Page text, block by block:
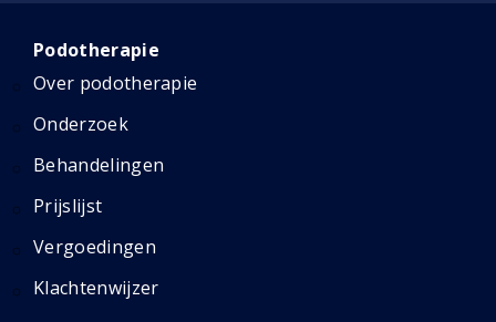
Podotherapie
Over podotherapie
Onderzoek
Behandelingen
Prijslijst
Vergoedingen
Klachtenwijzer